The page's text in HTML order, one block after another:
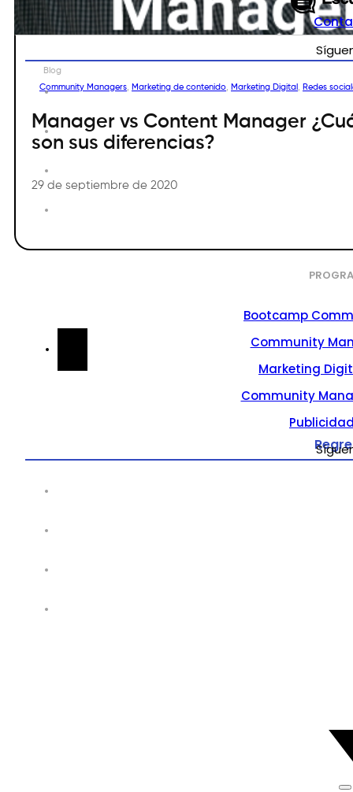
Bootcamp
Community
Marketing
Community
Blog
Community Managers
Marketing de contenido Marketing Digital Redes
Manager vs Content Manager
son sus diferencias?
29 de septiembre de 2020